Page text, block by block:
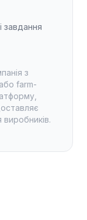
завдання
з
farm-
виробників.